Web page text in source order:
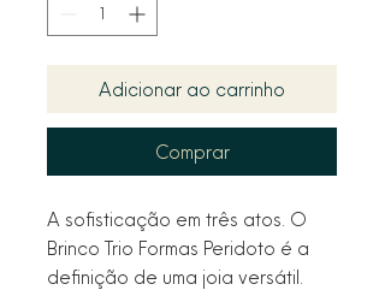
Adicionar ao carrinho
Comprar
A sofisticação em três atos. O
Brinco Trio Formas Peridoto é a
definição de uma joia versátil.